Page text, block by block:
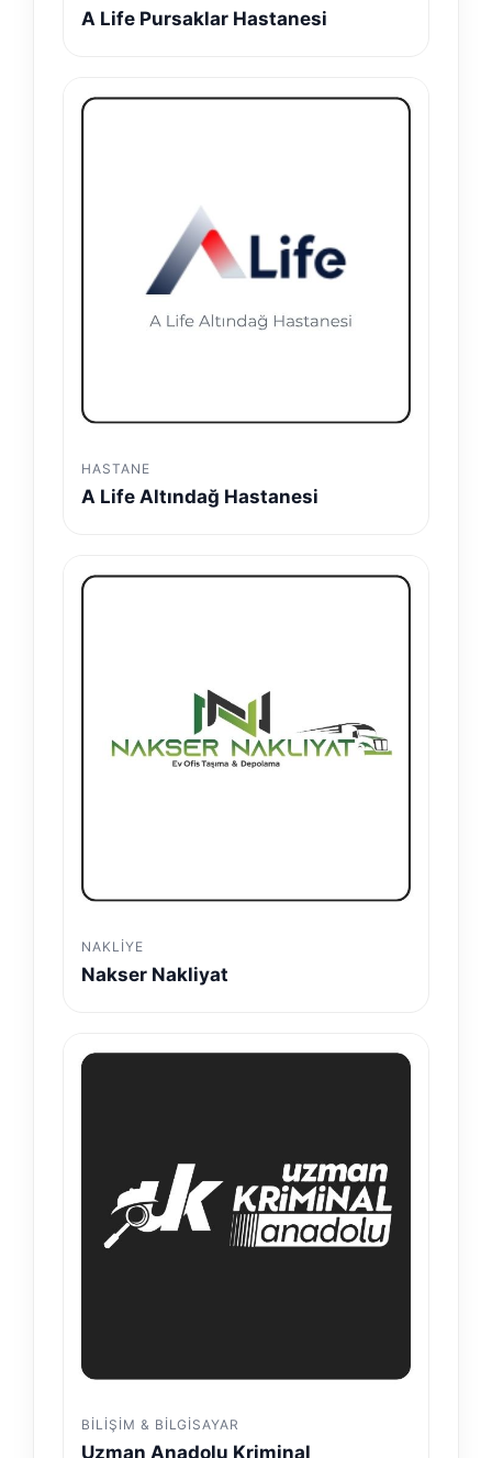
A Life Pursaklar Hastanesi
HASTANE
A Life Altındağ Hastanesi
NAKLIYE
Nakser Nakliyat
BILIŞIM & BILGISAYAR
Uzman Anadolu Kriminal